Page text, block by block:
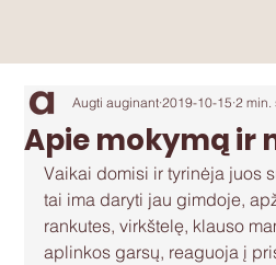
Apie mokymą ir
Augti auginant 2019-10-15 2 min.
Vaikai domisi ir tyrinėja juos
tai ima daryti jau gimdoje,
rankutes, virkštelę, klauso
aplinkos garsų, reaguoja į